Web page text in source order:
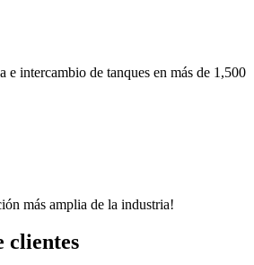
e intercambio de tanques en más de 1,500
más amplia de la industria!
clientes